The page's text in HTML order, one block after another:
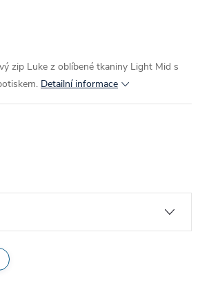
zip Luke z oblíbené tkaniny Light Mid s
Detailní informace